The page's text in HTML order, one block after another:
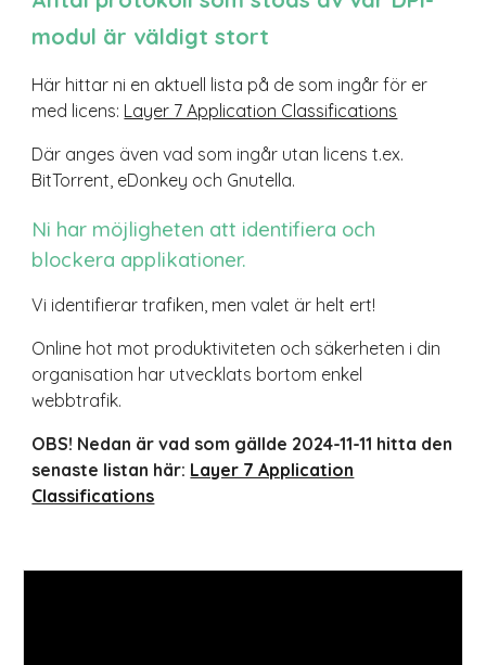
modul är väldigt stort
Här hittar ni en aktuell lista på de som ingår för er
med licens: Layer 7 Application Classifications
Där anges även vad som ingår utan licens t.ex.
BitTorrent, eDonkey och Gnutella.
Ni har möjligheten att identifiera och
blockera applikationer.
Vi identifierar trafiken, men valet är helt ert!
Online hot mot produktiviteten och säkerheten i din
organisation har utvecklats bortom enkel
webbtrafik.
OBS! Nedan är vad som gällde 2024-11-11 hitta den
senaste listan här: Layer 7 Application
Classifications